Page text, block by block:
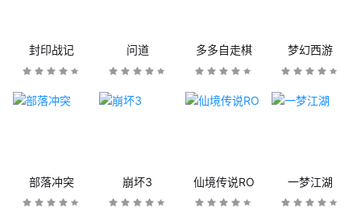
封印战记 问道 多多自走棋 梦幻西游
部落冲突 崩坏3 仙境传说RO 一梦江湖